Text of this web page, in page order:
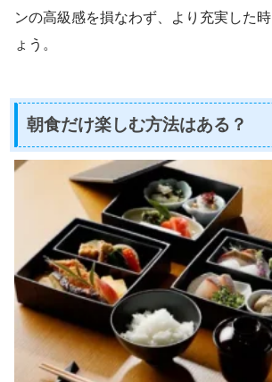
ンの高級感を損なわず、より充実した
ょう。
朝食だけ楽しむ方法はある？